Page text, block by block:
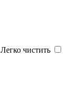
Легко чистить